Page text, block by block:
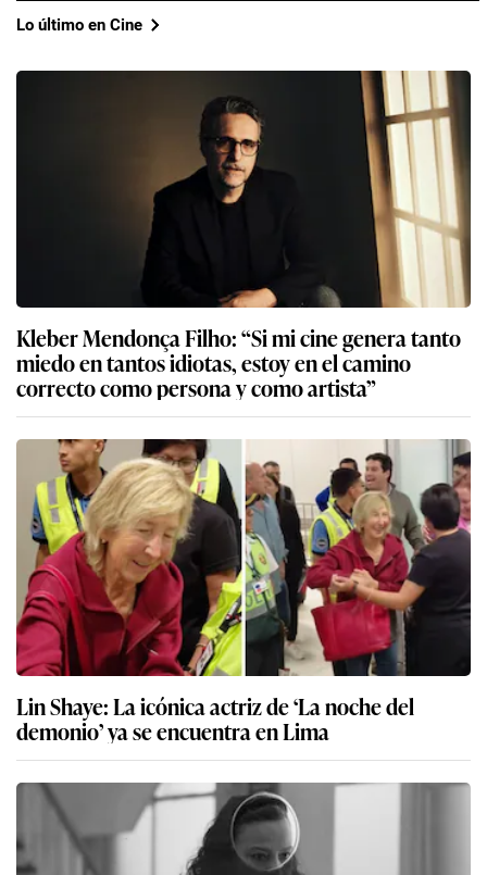
Lo último en Cine
Kleber Mendonça Filho: “Si mi cine genera tanto
miedo en tantos idiotas, estoy en el camino
correcto como persona y como artista”
Lin Shaye: La icónica actriz de ‘La noche del
demonio’ ya se encuentra en Lima